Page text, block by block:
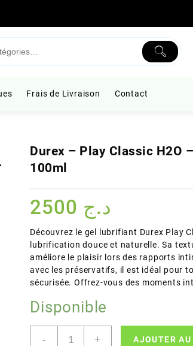
Frais de Livraison Contact
Durex – Play Classic H2O
100ml
د.ج
Découvrez le gel lubrifiant Durex Play
lubrification douce et naturelle. Sa
améliore le plaisir lors des rapports
avec les préservatifs, il est idéal pour
sécurisée. Offrez-vous des moments
Disponible
- + AJOUTER